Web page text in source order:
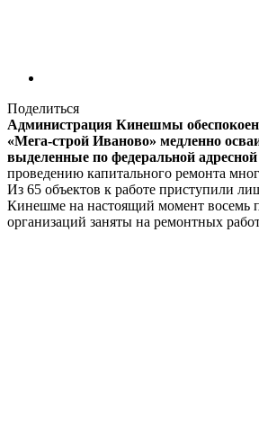
Поделиться
Администрация Кинешмы
«Мега-строй Иваново» медленно
выделенные по федеральной
проведению капитального ремонта
Из 65 объектов к работе приступили
Кинешме на настоящий момент восемь
организаций заняты на ремонтных